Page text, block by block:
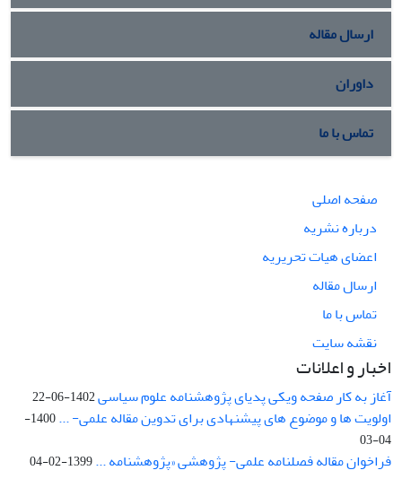
ارسال مقاله
داوران
تماس با ما
صفحه اصلی
درباره نشریه
اعضای هیات تحریریه
ارسال مقاله
تماس با ما
نقشه سایت
اخبار و اعلانات
آغاز به کار صفحه ویکی پدیای پژوهشنامه علوم سیاسی1402-06-22
اولویت ها و موضوع های پیشنهادی برای تدوین مقاله علمی- ...
1400-
04-03
فراخوان مقاله فصلنامه علمی- پژوهشی «پژوهشنامه ...1399-02-04